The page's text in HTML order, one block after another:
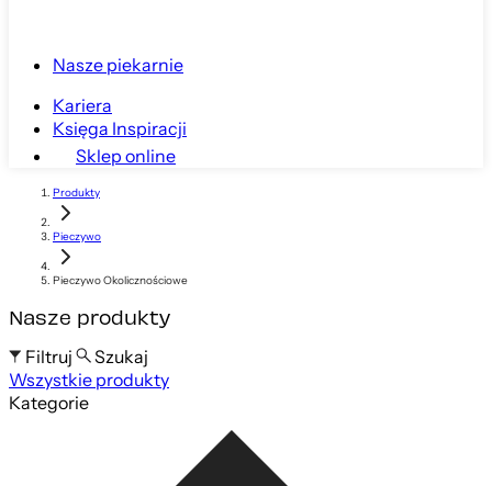
Nasze piekarnie
Kariera
Księga Inspiracji
Sklep online
Produkty
Pieczywo
Pieczywo Okolicznościowe
Nasze produkty
Filtruj
Szukaj
Wszystkie produkty
Szukaj po nazwie produktu
Kategorie